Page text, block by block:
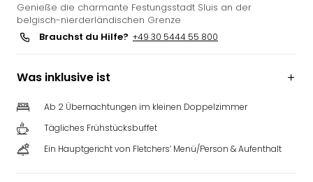
Genieße die charmante Festungsstadt Sluis an der
belgisch-nierderländischen Grenze
Brauchst du Hilfe? +49 30 5444 55 800
Was inklusive ist
Ab 2 Übernachtungen im kleinen Doppelzimmer
Tägliches Frühstücksbuffet
Ein Hauptgericht von Fletchers’ Menü/Person & Aufenthalt